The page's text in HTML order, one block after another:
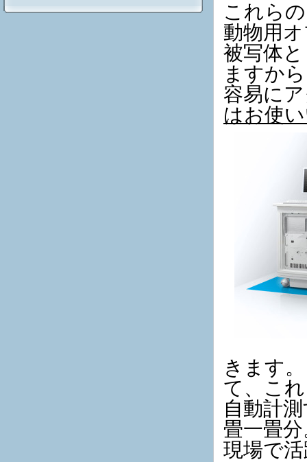
これら
動物用
被写体
ますか
容易に
はお使
きます
て、こ
自動計
畳一畳
現場で